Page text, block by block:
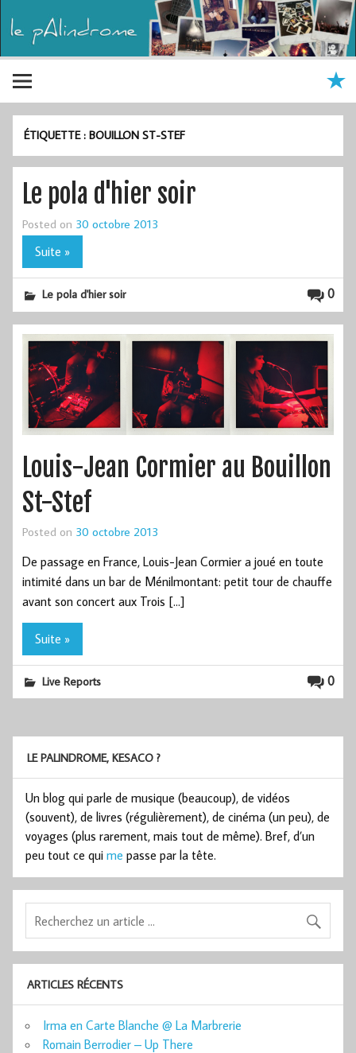
ÉTIQUETTE :BOUILLON ST-STEF
Le pola d'hier soir
Posted on 30 octobre 2013
Suite »
0
Le pola d'hier soir
Louis-Jean Cormier au Bouillon
St-Stef
Posted on 30 octobre 2013
De passage en France, Louis-Jean Cormier a joué en toute
intimité dans un bar de Ménilmontant: petit tour de chauffe
avant son concert aux Trois […]
Suite »
0
Live Reports
LE PALINDROME, KESACO ?
Un blog qui parle de musique (beaucoup), de vidéos
(souvent), de livres (régulièrement), de cinéma (un peu), de
voyages (plus rarement, mais tout de même). Bref, d’un
peu tout ce qui me passe par la tête.
ARTICLES RÉCENTS
Irma en Carte Blanche @ La Marbrerie
Romain Berrodier – Up There